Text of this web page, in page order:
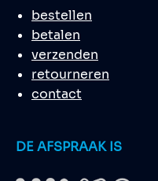
bestellen
betalen
verzenden
retourneren
contact
DE AFSPRAAK IS